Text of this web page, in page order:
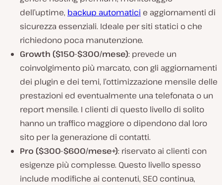
dell’uptime, backup automatici e aggiornamenti di
sicurezza essenziali. Ideale per siti statici o che
richiedono poca manutenzione.
Growth ($150-$300/mese): prevede un
coinvolgimento più marcato, con gli aggiornamenti
dei plugin e dei temi, l’ottimizzazione mensile delle
prestazioni ed eventualmente una telefonata o un
report mensile. I clienti di questo livello di solito
hanno un traffico maggiore o dipendono dal loro
sito per la generazione di contatti.
Pro ($300-$600/mese+): riservato ai clienti con
esigenze più complesse. Questo livello spesso
include modifiche ai contenuti, SEO continua,